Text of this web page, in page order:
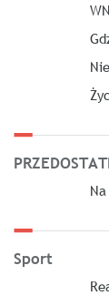
Sport